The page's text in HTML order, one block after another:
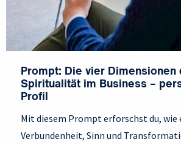
Prompt: Die vier Dimensionen
Spiritualität im Business –
Profil
Mit diesem Prompt erforschst du, wie
Verbundenheit, Sinn und